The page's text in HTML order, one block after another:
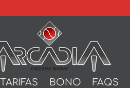
TARIFAS BONO FAQS